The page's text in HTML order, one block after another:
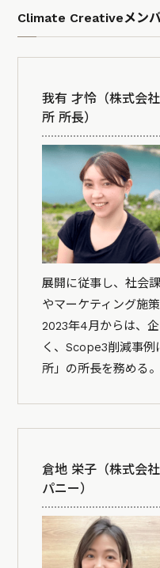
Climate Creativeメン
我有 才怜（株式会
所 所長）
展開に従事し、社会
やマーケティング施
2023年4月からは、
く、Scope3削減事
所」の所長を務める。
倉地 栄子（株式会
パニー）